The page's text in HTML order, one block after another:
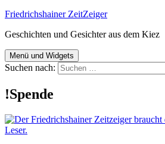
Friedrichshainer ZeitZeiger
Geschichten und Gesichter aus dem Kiez
Menü und Widgets
Suchen nach:
!Spende